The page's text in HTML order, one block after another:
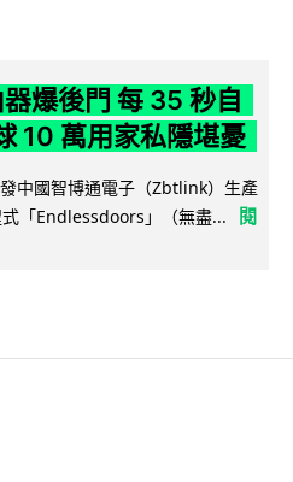
爆後門 每 35 秒自
10 萬用家私隱堪憂
中國智博通電子（Zbtlink）生產
「Endlessdoors」（無盡...
閱